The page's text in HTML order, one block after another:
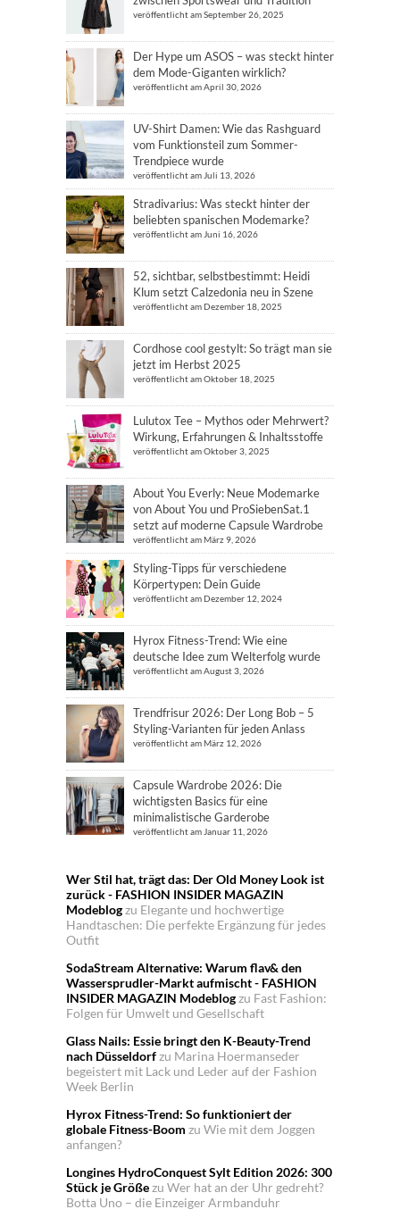
veröffentlicht am September 26, 2025
Der Hype um ASOS – was steckt hinter
dem Mode-Giganten wirklich?
veröffentlicht am April 30, 2026
UV-Shirt Damen: Wie das Rashguard
vom Funktionsteil zum Sommer-
Trendpiece wurde
veröffentlicht am Juli 13, 2026
Stradivarius: Was steckt hinter der
beliebten spanischen Modemarke?
veröffentlicht am Juni 16, 2026
52, sichtbar, selbstbestimmt: Heidi
Klum setzt Calzedonia neu in Szene
veröffentlicht am Dezember 18, 2025
Cordhose cool gestylt: So trägt man sie
jetzt im Herbst 2025
veröffentlicht am Oktober 18, 2025
Lulutox Tee – Mythos oder Mehrwert?
Wirkung, Erfahrungen & Inhaltsstoffe
veröffentlicht am Oktober 3, 2025
About You Everly: Neue Modemarke
von About You und ProSiebenSat.1
setzt auf moderne Capsule Wardrobe
veröffentlicht am März 9, 2026
Styling-Tipps für verschiedene
Körpertypen: Dein Guide
veröffentlicht am Dezember 12, 2024
Hyrox Fitness-Trend: Wie eine
deutsche Idee zum Welterfolg wurde
veröffentlicht am August 3, 2026
Trendfrisur 2026: Der Long Bob – 5
Styling-Varianten für jeden Anlass
veröffentlicht am März 12, 2026
Capsule Wardrobe 2026: Die
wichtigsten Basics für eine
minimalistische Garderobe
veröffentlicht am Januar 11, 2026
Wer Stil hat, trägt das: Der Old Money Look ist
zurück - FASHION INSIDER MAGAZIN
Modeblogzu Elegante und hochwertige
Handtaschen: Die perfekte Ergänzung für jedes
Outfit
SodaStream Alternative: Warum flav& den
Wassersprudler-Markt aufmischt - FASHION
INSIDER MAGAZIN Modeblogzu Fast Fashion:
Folgen für Umwelt und Gesellschaft
Glass Nails: Essie bringt den K-Beauty-Trend
nach Düsseldorfzu Marina Hoermanseder
begeistert mit Lack und Leder auf der Fashion
Week Berlin
Hyrox Fitness-Trend: So funktioniert der
globale Fitness-Boom zu Wie mit dem Joggen
anfangen?
Longines HydroConquest Sylt Edition 2026: 300
Stück je Größezu Wer hat an der Uhr gedreht?
Botta Uno – die Einzeiger Armbanduhr